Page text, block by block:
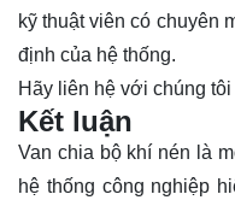
kỹ thuật viên có chuyên
định của hệ thống.
Hãy liên hệ với chúng tôi
Kết luận
Van chia bộ khí nén là
hệ thống công nghiệp